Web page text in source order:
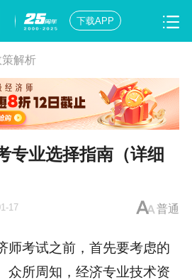
下载APP
策解析
专业选择指南（详细
普通
17
师考试之前，首先要考虑的
众所周知，经济专业技术资